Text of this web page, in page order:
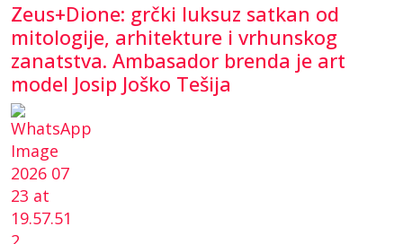
Zeus+Dione: grčki luksuz satkan od
mitologije, arhitekture i vrhunskog
zanatstva. Ambasador brenda je art
model Josip Joško Tešija